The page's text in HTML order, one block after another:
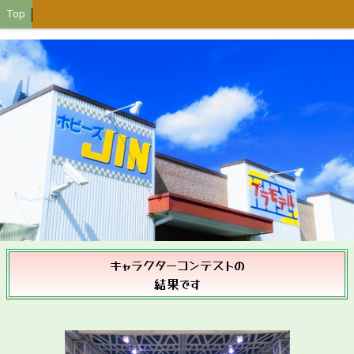
Top
キャラクターコンテストの
結果です